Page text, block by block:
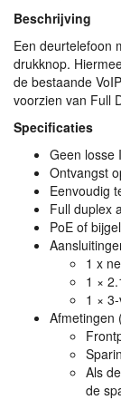
Beschrijving
Een deurtelefoon
drukknop.
de bestaande
voorzien van Full
Specificaties
Geen losse
Ontvangst
Eenvoudig
Full duplex
PoE of
1 x
1 ×
1 ×
Afmetingen
Als
de